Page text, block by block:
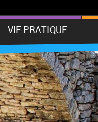
VIE PRATIQUE